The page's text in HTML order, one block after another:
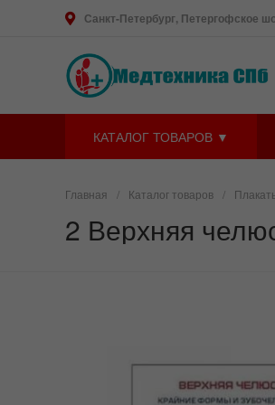
Санкт-Петербург, Петергофское
КАТАЛОГ ТОВАРОВ ▼
Главная / Каталог товаров /
2 Верхняя